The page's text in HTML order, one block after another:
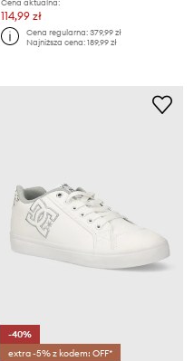
114,99 zł
Cena regularna:379,99 zł
Najniższa cena:189,99 zł
-40%
extra -5% z kodem: OFF*